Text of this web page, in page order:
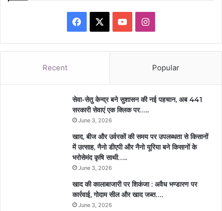
Facebook YouTubeInstagram
Recent Popular
सेवा-सेतु केन्द्र बने सुशासन की नई पहचान, अब 441
सरकारी सेवाएं एक क्लिक पर…..
June 3, 2026
खाद, बीज और उर्वरकों की समय पर उपलब्धता से किसानों
में उत्साह, नैनो डीएपी और नैनो यूरिया बने किसानों के
भरोसेमंद कृषि साथी…..
June 3, 2026
खाद की कालाबाजारी पर शिकंजा : अवैध भण्डारण पर
कार्रवाई, गोदाम सील और खाद जब्त….
June 3, 2026